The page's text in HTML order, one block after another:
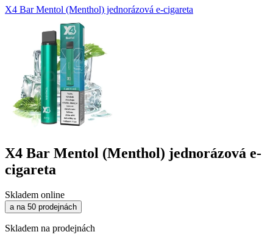
X4 Bar Mentol (Menthol) jednorázová e-cigareta
X4 Bar Mentol (Menthol) jednorázová e-
cigareta
Skladem online
a na 50 prodejnách
Skladem na prodejnách